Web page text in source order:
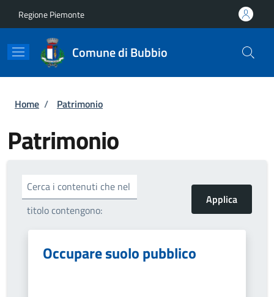
Regione Piemonte
Comune di Bubbio
Briciole di pane
Home / Patrimonio
Patrimonio
Cerca i contenuti che nel
titolo contengono:
Occupare suolo pubblico